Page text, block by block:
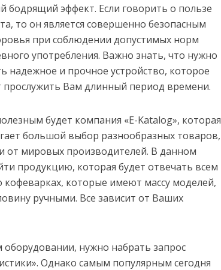
бодрящий эффект. Если говорить о пользе
то он является совершенно безопасным
при соблюдении допустимых норм
употребления. Важно знать, что нужно
надежное и прочное устройство, которое
прослужить Вам длинный период времени.
будет компания «E-Katalog», которая
большой выбор разнообразных товаров,
от мировых производителей. В данном
продукцию, которая будет отвечать всем
которые имеют массу моделей,
ручными. Все зависит от Ваших
нужно набрать запрос
Однако самым популярным сегодня